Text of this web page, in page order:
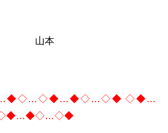
本
◇◆…